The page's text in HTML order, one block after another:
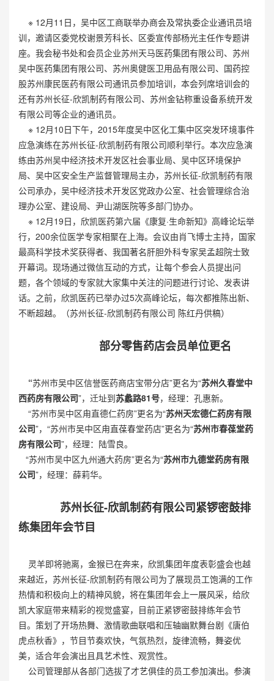
※ 12月11日，吴中区工商联举办商会及常执委企业通讯员培
训，邀请区委党校谢景芳科长、区委宣传部杨光主任作专题讲
座。我会秘书处和会员企业苏州天马医药集团有限公司、苏州
吴中医药集团有限公司、苏州奥健医卫用品有限公司、国药控
股苏州康民医药有限公司通讯员参加培训，本会列席培训会的
还有苏州长征-欣凯制药有限公司、苏州金钻称重设备系统开发
有限公司等企业的通讯员。
※ 12月10日下午，2015年度吴中区化工集中区突发环境事件
应急演练在苏州长征-欣凯制药有限公司顺利举行。本次应急演
练由苏州吴中经济技术开发区社会事业局、吴中区环境保护
局、吴中区安全生产监督管理局主办，苏州长征-欣凯制药有限
公司承办，吴中经济技术开发区党政办公室、社会管理综合治
理办公室、建设局、尹山湖医院等多部门协办。
※ 12月19日，欣凯医药第六届《康复·生命新知》高峰论坛举
行，200余位医学专家相聚在上海。会议由肖飞博士主持，国家
最高科学技术奖获得者、我国著名肝胆外科专家吴孟超院士致
开幕词。现场通过微信互动的方式，让每个参会人员提出问
题，各个领域的专家就大家集中关注的问题进行讨论、发表讲
话。之前，欣凯医药已举办过5次高峰论坛，每次都推陈出新、
不断超越。（苏州长征-欣凯制药有限公司 陈红丹供稿）
部分零售药店会员单位更名
“苏州市吴中区信誉医药商店宝带分店”更名为“苏州久春堂中
西药房有限公司”，迁址到苏蠡路81号，经理：孔惠新。
“苏州市吴中区甪直德仁药房”更名为“苏州天宏德仁药房有限
公司”，“苏州市吴中区甪直葆春堂药店”更名为“苏州市春葆堂药
房有限公司”，经理：陆雪良。
“苏州市吴中区九州通大药房”更名为“苏州市九德堂药房有限
公司”，经理：薛莉华。
苏州长征-欣凯制药有限公司紧锣密鼓排
练集团年会节目
灵羊即将驰离，金猴已在奔来，欣凯集团年度表彰盛会也越
来越近，苏州长征-欣凯制药有限公司为了展现员工饱满的工作
热情和积极向上的精神风貌，将在集团年会上一展风采，给欣
凯大家庭带来精彩的视觉盛宴，目前正紧锣密鼓排练年会节
目。策划了开场热舞、激情歌曲联唱和压轴幽默舞台剧《唐伯
虎点秋香》，节目节奏欢快，气氛热烈，旋律流畅，舞姿优
美，适合年会演出且具艺术性、观赏性。
公司管理部从各部门选拔了才艺俱佳的员工参加演出。参演